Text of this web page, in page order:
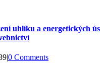
uhlíku a energetických
|0 Comments